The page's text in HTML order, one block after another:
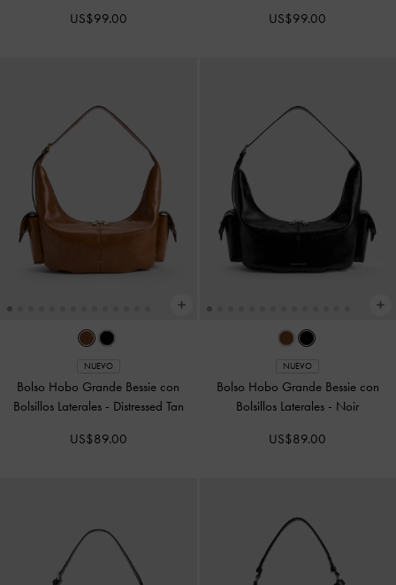
US$99.00 US$99.00
NUEVO
Bolso Hobo Grande Bessie con
Bolsillos Laterales - Distressed Tan
US$89.00
NUEVO
Bolso Hobo Grande Bessie con
Bolsillos Laterales - Noir
US$89.00